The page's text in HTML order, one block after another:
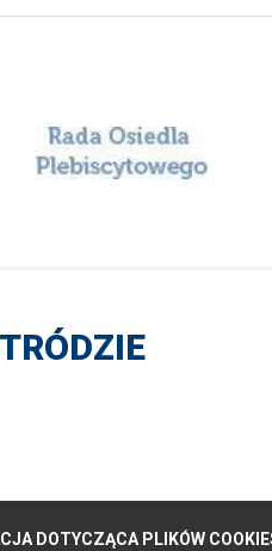
DOTYCZĄCA PLIKÓW